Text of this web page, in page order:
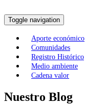
Toggle navigation
Aporte económico
Comunidades
Registro Histórico
Medio ambiente
Cadena valor
Nuestro Blog